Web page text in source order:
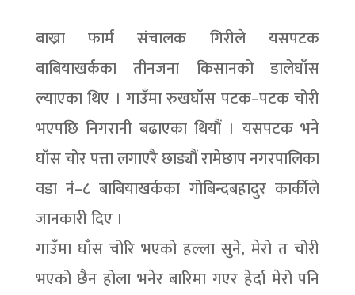
बाख्रा फार्म संचालक गिरीले यसपटक
बाबियाखर्कका तीनजना किसानको डालेघाँस
ल्याएका थिए । गाउँमा रुखघाँस पटक–पटक चोरी
भएपछि निगरानी बढाएका थियौं । यसपटक भने
घाँस चोर पत्ता लगाएरै छाड्यौं रामेछाप नगरपालिका
वडा नं–८ बाबियाखर्कका गोबिन्दबहादुर कार्कीले
जानकारी दिए ।
गाउँमा घाँस चोरि भएको हल्ला सुने, मेरो त चोरी
भएको छैन होला भनेर बारिमा गएर हेर्दा मेरो पनि